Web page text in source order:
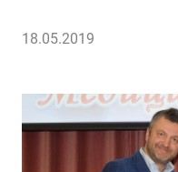
18.05.2019